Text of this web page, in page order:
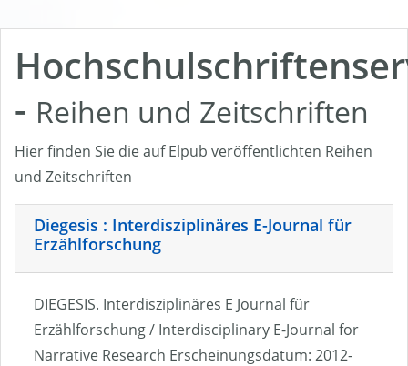
- Reihen und Zeitschriften
Hier finden Sie die auf Elpub veröffentlichten Reihen
und Zeitschriften
Diegesis : Interdisziplinäres E-Journal für
Erzählforschung
DIEGESIS. Interdisziplinäres E Journal für
Erzählforschung / Interdisciplinary E-Journal for
Narrative Research Erscheinungsdatum: 2012-